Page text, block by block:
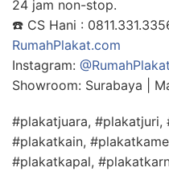
24 jam non-stop.
☎️ CS Hani :
RumahPlakat.com
Instagram: @RumahPlakat
Showroom: Surabaya |
#plakatjuara,
#plakatkain,
#plakatkapal,